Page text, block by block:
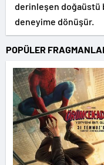
derinleşen doğaüstü
deneyime dönüşür.
POPÜLER